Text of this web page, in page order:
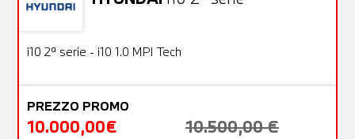
OFFERTA
Usato
i10 2ª serie - i10 1.0 MPI Tech
PREZZO PROMO
10.000,00€ 10.500,00 €